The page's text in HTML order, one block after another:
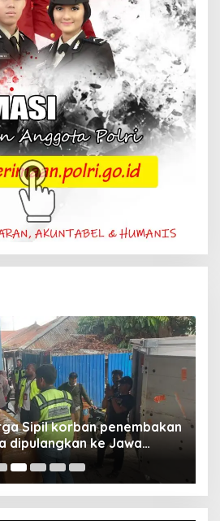
Sipil korban penembakan
dipulangkan ke Jawa
Cartenz: Kami terus buru